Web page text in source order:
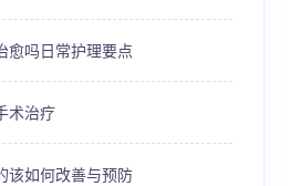
愈吗日常护理要点
术治疗
该如何改善与预防